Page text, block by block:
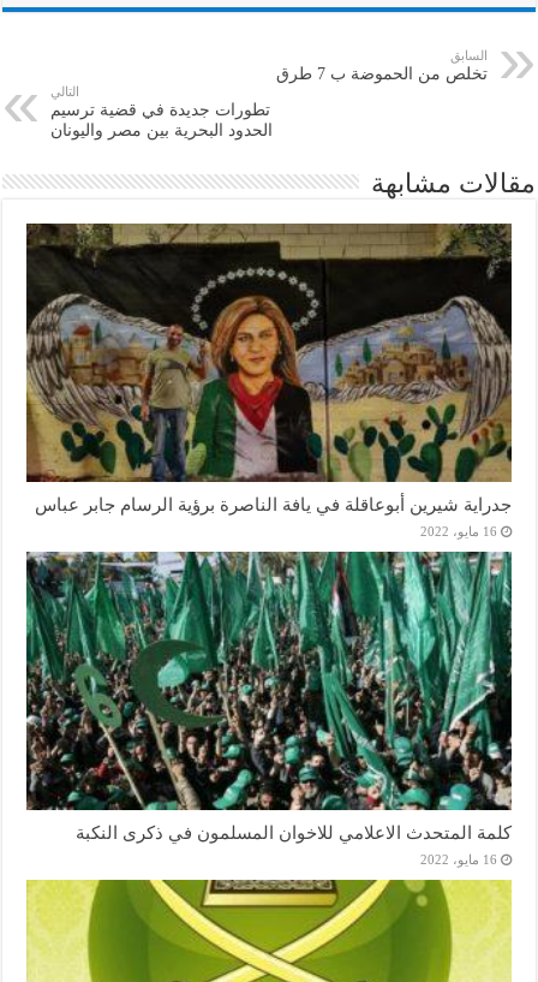
السابق
تخلص من الحموضة ب 7 طرق
التالي
تطورات جديدة في قضية ترسيم
الحدود البحرية بين مصر واليونان
مقالات مشابهة
جدراية شيرين أبوعاقلة في يافة الناصرة برؤية الرسام جابر عباس
16 مايو، 2022
كلمة المتحدث الاعلامي للاخوان المسلمون في ذكرى النكبة
16 مايو، 2022